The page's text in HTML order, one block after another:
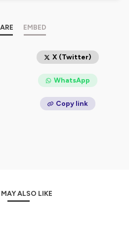
EMBED
X (Twitter)
WhatsApp
Copy link
ALSO LIKE